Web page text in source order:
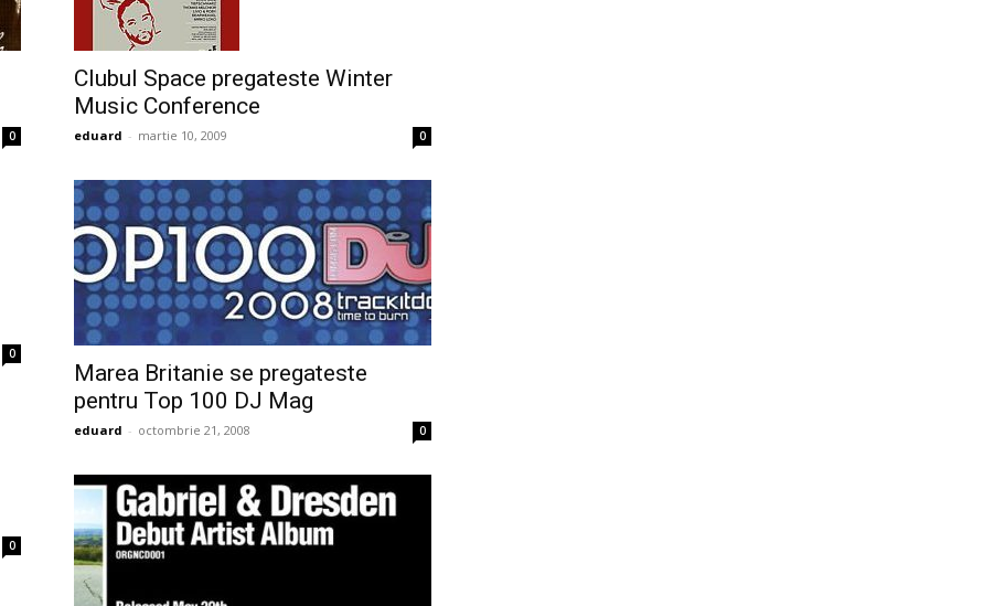
0
Clubul Space pregateste Winter
Music Conference
eduard - martie 10, 2009 0
0
Marea Britanie se pregateste
pentru Top 100 DJ Mag
eduard - octombrie 21, 2008 0
0